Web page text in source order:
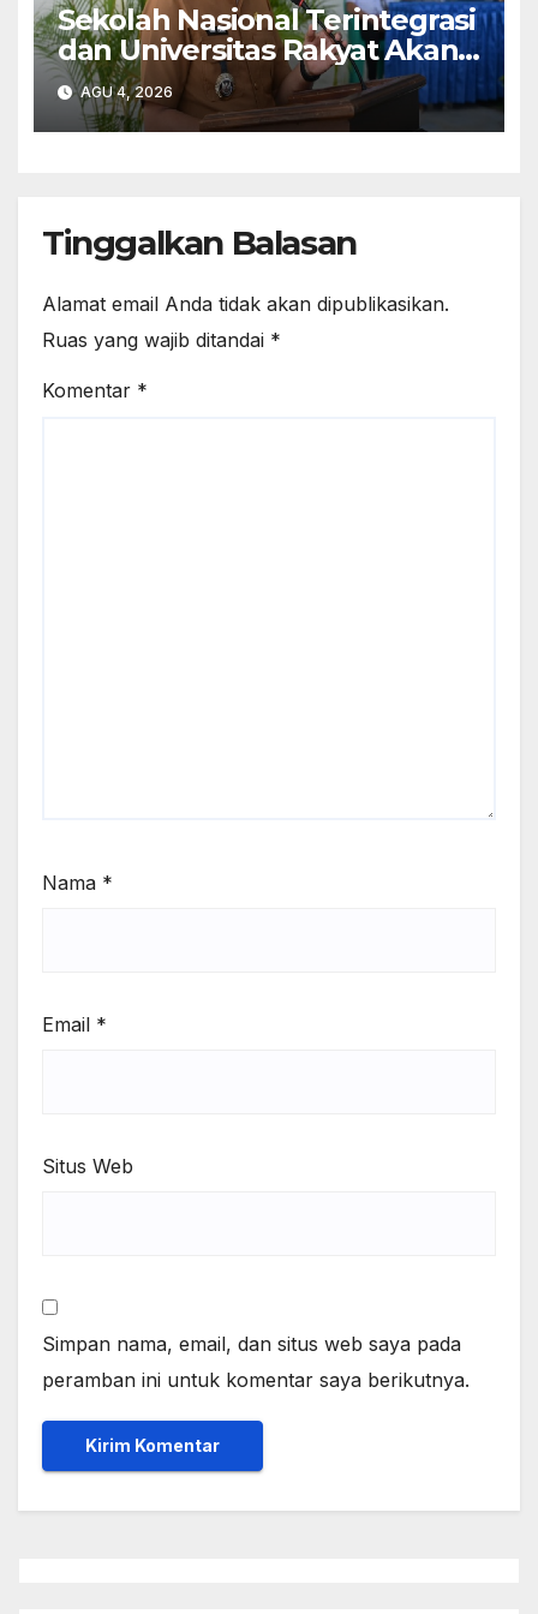
Sekolah Nasional Terintegrasi
dan Universitas Rakyat Akan
Dibangun di Kabupaten
Kupang
AGU 4, 2026
Tinggalkan Balasan
Alamat email Anda tidak akan dipublikasikan.
Ruas yang wajib ditandai *
Komentar *
Nama *
Email *
Situs Web
Simpan nama, email, dan situs web saya pada
peramban ini untuk komentar saya berikutnya.